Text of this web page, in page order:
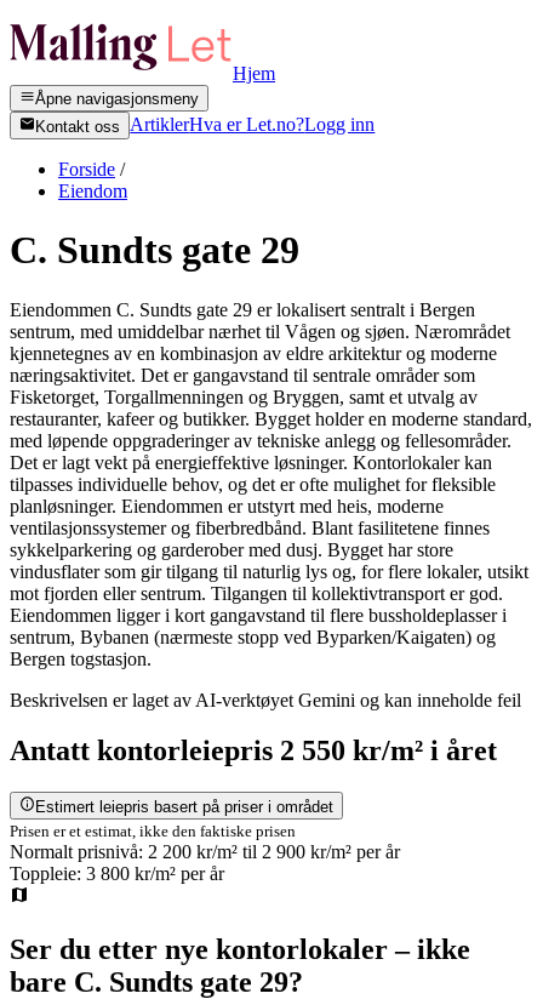
Hjem
Åpne navigasjonsmeny
Kontakt oss
ArtiklerHva er Let.no?Logg inn
Forside /
Eiendom
C. Sundts gate 29
Eiendommen C. Sundts gate 29 er lokalisert sentralt i Bergen
sentrum, med umiddelbar nærhet til Vågen og sjøen. Nærområdet
kjennetegnes av en kombinasjon av eldre arkitektur og moderne
næringsaktivitet. Det er gangavstand til sentrale områder som
Fisketorget, Torgallmenningen og Bryggen, samt et utvalg av
restauranter, kafeer og butikker. Bygget holder en moderne standard,
med løpende oppgraderinger av tekniske anlegg og fellesområder.
Det er lagt vekt på energieffektive løsninger. Kontorlokaler kan
tilpasses individuelle behov, og det er ofte mulighet for fleksible
planløsninger. Eiendommen er utstyrt med heis, moderne
ventilasjonssystemer og fiberbredbånd. Blant fasilitetene finnes
sykkelparkering og garderober med dusj. Bygget har store
vindusflater som gir tilgang til naturlig lys og, for flere lokaler, utsikt
mot fjorden eller sentrum. Tilgangen til kollektivtransport er god.
Eiendommen ligger i kort gangavstand til flere bussholdeplasser i
sentrum, Bybanen (nærmeste stopp ved Byparken/Kaigaten) og
Bergen togstasjon.
Beskrivelsen er laget av AI-verktøyet Gemini og kan inneholde feil
Antatt kontorleiepris 2 550 kr/m² i året
Estimert leiepris basert på priser i området
Prisen er et estimat, ikke den faktiske prisen
Normalt prisnivå: 2 200 kr/m² til 2 900 kr/m² per år
Toppleie: 3 800 kr/m² per år
Ser du etter nye kontorlokaler – ikke
bare C. Sundts gate 29?